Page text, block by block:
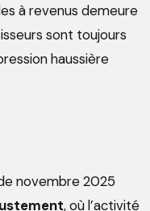
à revenus demeure
sont toujours
haussière
novembre 2025
, où l’activité